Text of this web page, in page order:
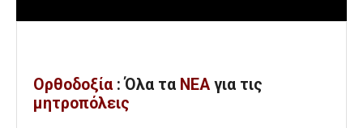
Ορθοδοξία : Όλα τα ΝΕΑ για τις
μητροπόλεις